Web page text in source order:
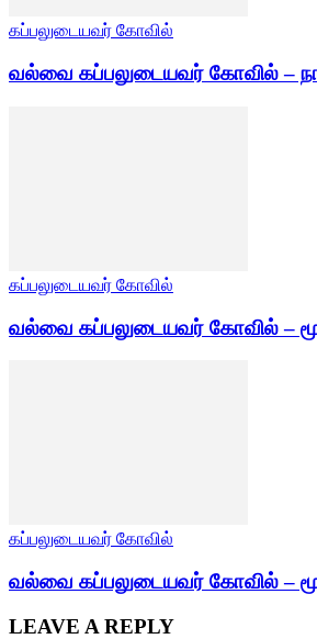
கப்பலுடையவர் கோவில்
வல்வை கப்பலுடையவர் கோவில் –
கப்பலுடையவர் கோவில்
வல்வை கப்பலுடையவர் கோவில் –
கப்பலுடையவர் கோவில்
வல்வை கப்பலுடையவர் கோவில் –
LEAVE A REPLY